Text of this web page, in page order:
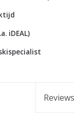
iDEAL)
Reviews